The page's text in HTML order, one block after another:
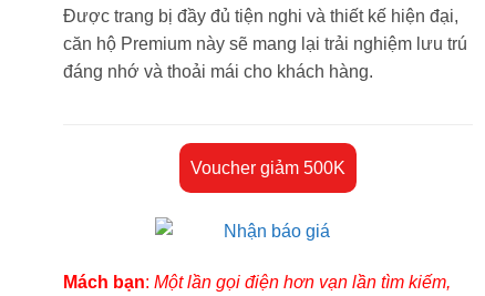
Được trang bị đầy đủ tiện nghi và thiết kế hiện đại,
căn hộ Premium này sẽ mang lại trải nghiệm lưu trú
đáng nhớ và thoải mái cho khách hàng.
Voucher giảm 500K
Mách bạn: Một lần gọi điện hơn vạn lần tìm kiếm,